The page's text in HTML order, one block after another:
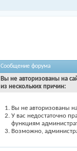
Сообщение форума
Вы не авторизованы на
из нескольких причин:
Вы не авторизованы
У вас недостаточно
функциям
Возможно,